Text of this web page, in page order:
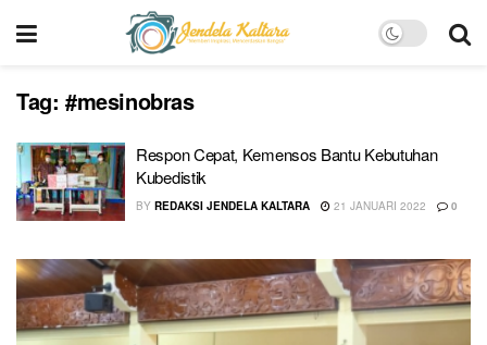
Tag: #mesinobras
Respon Cepat, Kemensos Bantu Kebutuhan
Kubedistik
BY REDAKSI JENDELA KALTARA 21 JANUARI 2022 0